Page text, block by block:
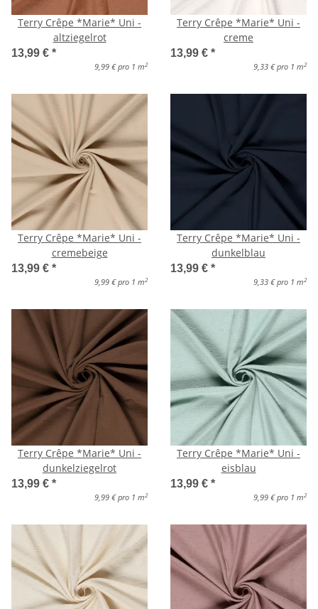
Terry Crêpe *Marie* Uni -
altziegelrot
13,99 € *
9,99 € pro 1 m 2
Terry Crêpe *Marie* Uni -
creme
13,99 € *
9,33 € pro 1 m 2
Terry Crêpe *Marie* Uni -
cremebeige
13,99 € *
9,99 € pro 1 m 2
Terry Crêpe *Marie* Uni -
dunkelblau
13,99 € *
9,33 € pro 1 m 2
Terry Crêpe *Marie* Uni -
dunkelziegelrot
13,99 € *
9,99 € pro 1 m 2
Terry Crêpe *Marie* Uni -
eisblau
13,99 € *
9,99 € pro 1 m 2